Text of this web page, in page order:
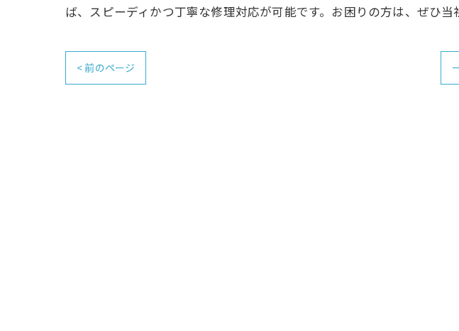
ば、スピーディかつ丁寧な修理対応が可能です。お困りの方は、ぜひ当
< 前のページ